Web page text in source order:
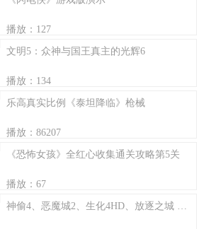
播放：127
文明5：众神与国王真主的光辉6
播放：134
乐高真实比例《泰坦降临》枪械
播放：86207
《恐怖女孩》全红心收集通关攻略第5关
播放：67
神偷4、恶魔城2、生化4HD、放逐之城 配置测试